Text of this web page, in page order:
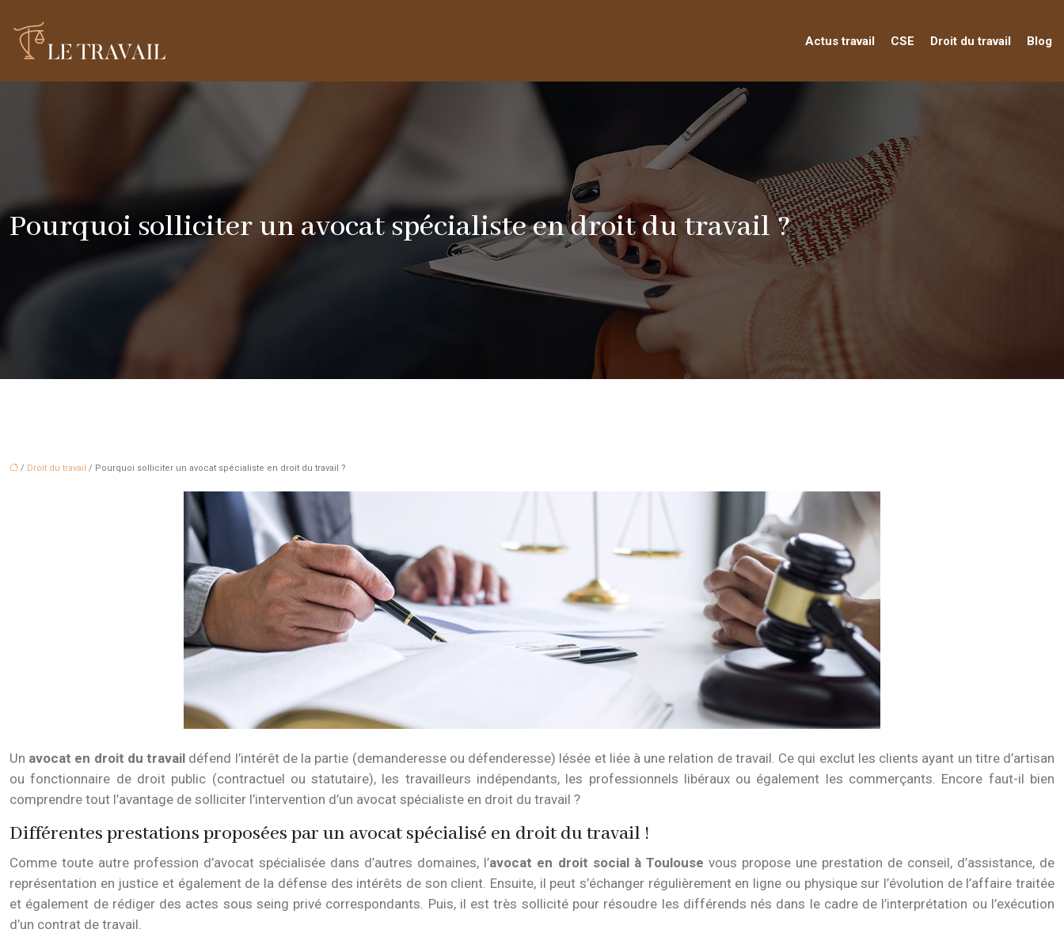
Actus travail CSE Droit du travail Blog
Pourquoi solliciter un avocat spécialiste en droit du travail ?
/ Droit du travail / Pourquoi solliciter un avocat spécialiste en droit du travail ?
Un avocat en droit du travail défend l’intérêt de la partie (demanderesse ou défenderesse) lésée et liée à une relation de travail. Ce qui exclut les clients ayant un titre d’artisan
ou fonctionnaire de droit public (contractuel ou statutaire), les travailleurs indépendants, les professionnels libéraux ou également les commerçants. Encore faut-il bien
comprendre tout l’avantage de solliciter l’intervention d’un avocat spécialiste en droit du travail ?
Différentes prestations proposées par un avocat spécialisé en droit du travail !
Comme toute autre profession d’avocat spécialisée dans d’autres domaines, l’avocat en droit social à Toulouse vous propose une prestation de conseil, d’assistance, de
représentation en justice et également de la défense des intérêts de son client. Ensuite, il peut s’échanger régulièrement en ligne ou physique sur l’évolution de l’affaire traitée
et également de rédiger des actes sous seing privé correspondants. Puis, il est très sollicité pour résoudre les différends nés dans le cadre de l’interprétation ou l’exécution
d’un contrat de travail.